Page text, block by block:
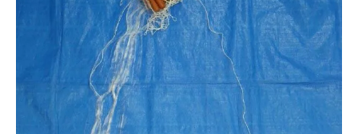
商品カテゴリから選ぶ
トレイルカメラ
箱わな （アライグマ・ハ
クビシン・ネズミ等）
防獣・防鳥ネット